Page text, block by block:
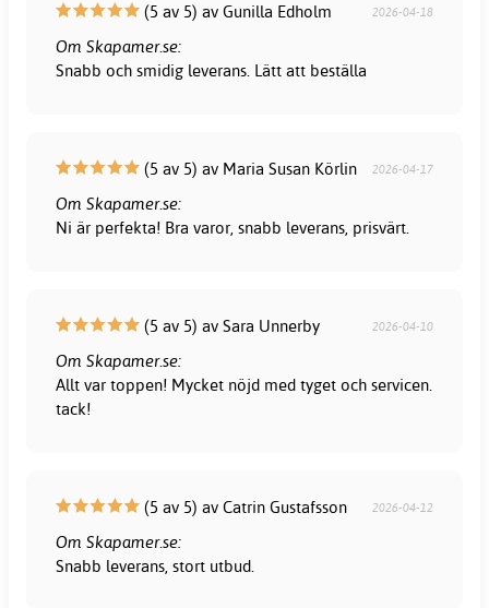
(5 av 5) av Gunilla Edholm 2026-04-18
Om Skapamer.se:
Snabb och smidig leverans. Lätt att beställa
(5 av 5) av Maria Susan Körlin 2026-04-17
Om Skapamer.se:
Ni är perfekta! Bra varor, snabb leverans, prisvärt.
(5 av 5) av Sara Unnerby 2026-04-10
Om Skapamer.se:
Allt var toppen! Mycket nöjd med tyget och servicen.
tack!
(5 av 5) av Catrin Gustafsson 2026-04-12
Om Skapamer.se:
Snabb leverans, stort utbud.